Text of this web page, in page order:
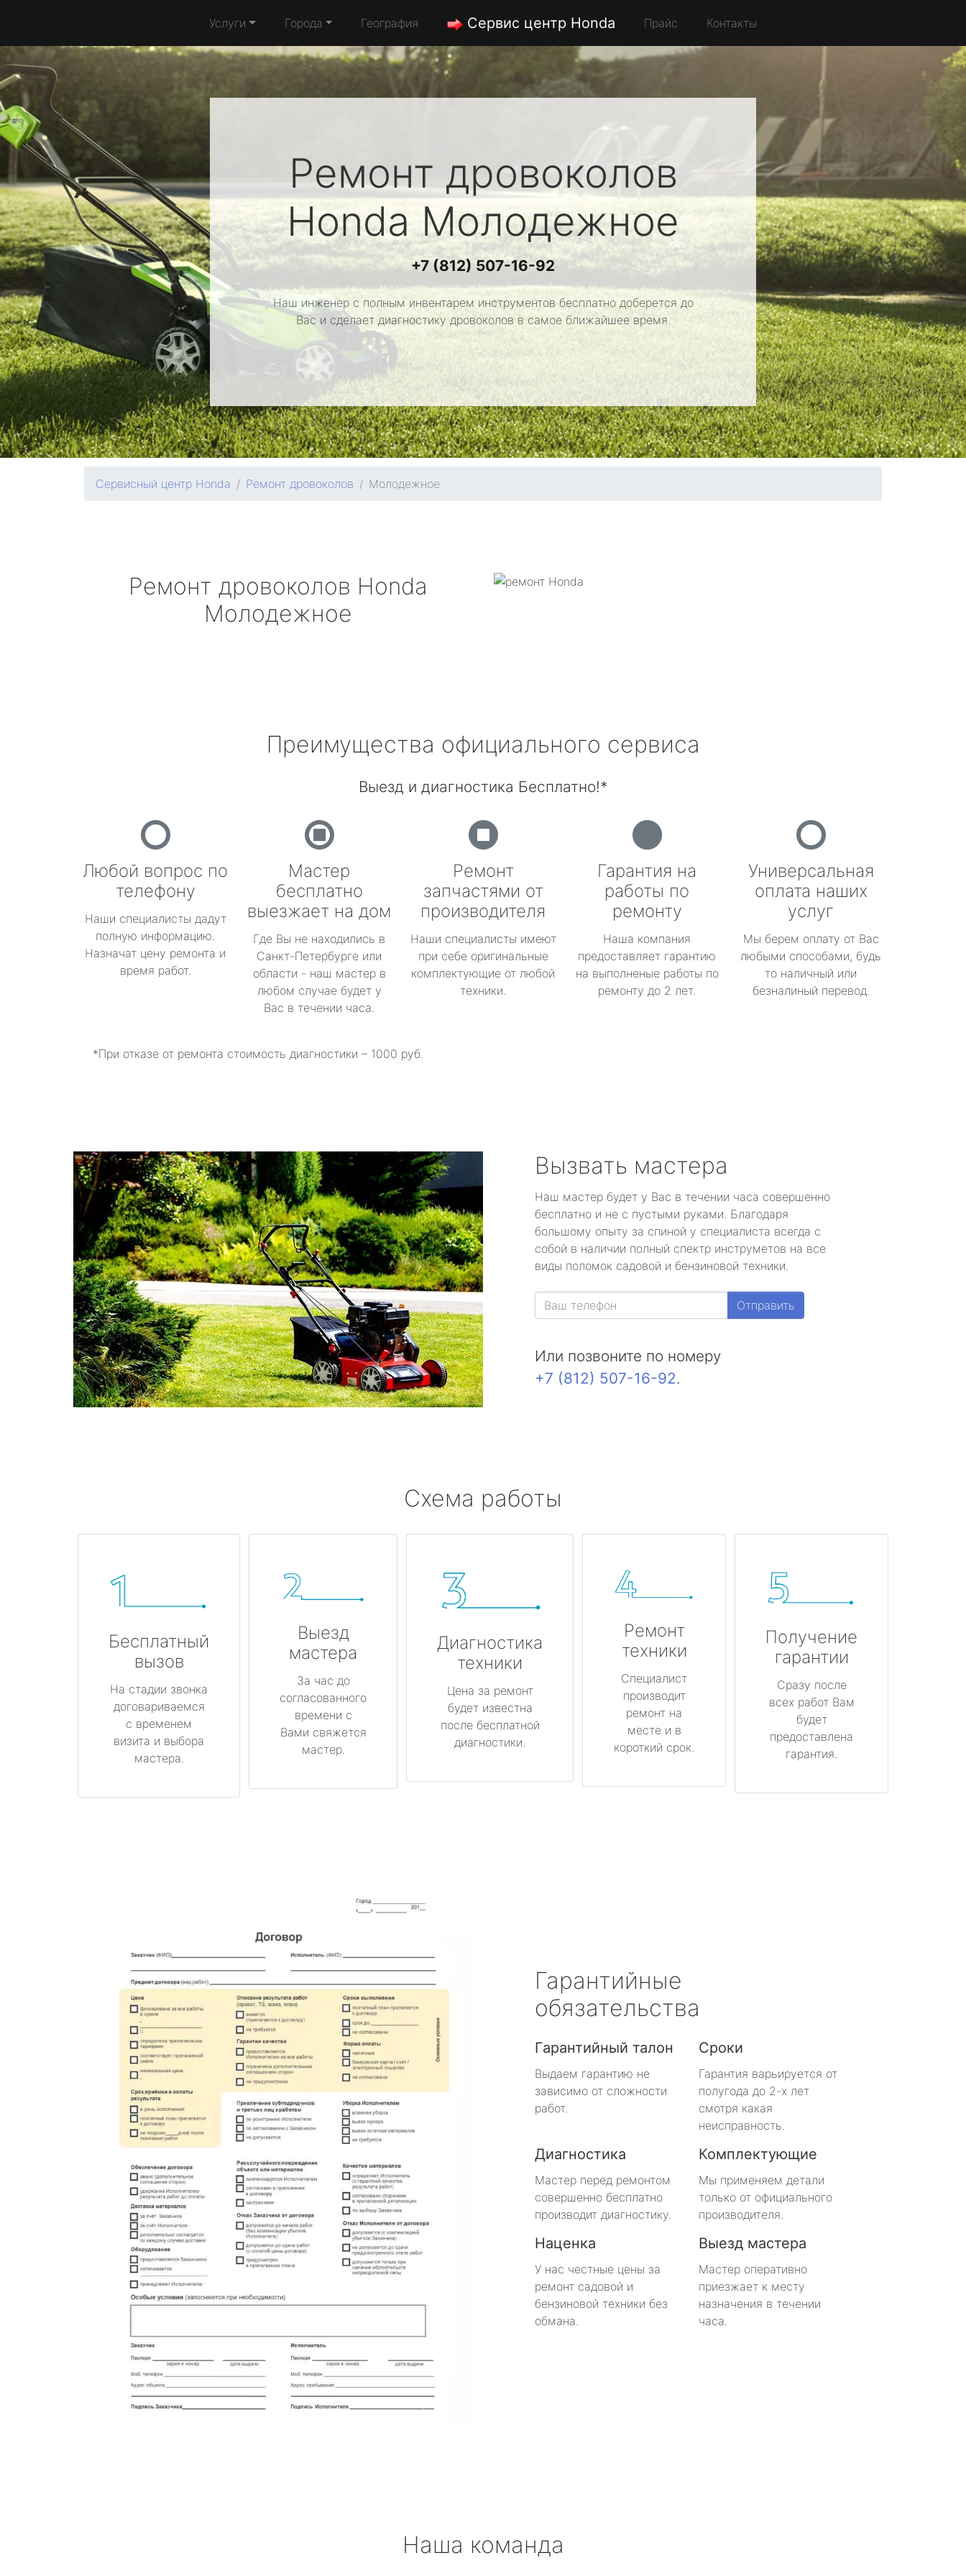
Услуги Города География Сервис центр Honda Прайс Контакты
Ремонт дровоколов
HondaМолодежное
+7 (812) 507-16-92
Наш инженер с полным инвентарем инструментов бесплатно доберется до
Вас и сделает диагностику дровоколов в самое ближайшее время.
Сервисный центр Honda Ремонт дровоколов Молодежное
Ремонт дровоколов Honda
Молодежное
Преимущества официального сервиса
Выезд и диагностика Бесплатно!*
Любой вопрос по
телефону
Наши специалисты дадут
полную информацию.
Назначат цену ремонта и
время работ.
Мастер
бесплатно
выезжает на дом
Где Вы не находились в
Санкт-Петербурге или
области - наш мастер в
любом случае будет у
Вас в течении часа.
Ремонт
запчастями от
производителя
Наши специалисты имеют
при себе оригинальные
комплектующие от любой
техники.
Гарантия на
работы по
ремонту
Наша компания
предоставляет гарантию
на выполненые работы по
ремонту до 2 лет.
Универсальная
оплата наших
услуг
Мы берем оплату от Вас
любыми способами, будь
то наличный или
безналиный перевод.
*При отказе от ремонта стоимость диагностики – 1000 руб.
Вызвать мастера
Наш мастер будет у Вас в течении часа совершенно
бесплатно и не с пустыми руками. Благодаря
большому опыту за спиной у специалиста всегда с
собой в наличии полный спектр инструметов на все
виды поломок садовой и бензиновой техники.
Отправить
Или позвоните по номеру
+7 (812) 507-16-92.
Схема работы
Бесплатный
вызов
На стадии звонка
договариваемся
с временем
визита и выбора
мастера.
Выезд
мастера
За час до
согласованного
времени с
Вами свяжется
мастер.
Диагностика
техники
Цена за ремонт
будет известна
после бесплатной
диагностики.
Ремонт
техники
Специалист
производит
ремонт на
месте и в
короткий срок.
Получение
гарантии
Сразу после
всех работ Вам
будет
предоставлена
гарантия.
Гарантийные
обязательства
Гарантийный талон
Выдаем гарантию не
зависимо от сложности
работ.
Сроки
Гарантия варьируется от
полугода до 2-х лет
смотря какая
неисправность.
Диагностика
Мастер перед ремонтом
совершенно бесплатно
производит диагностику.
Комплектующие
Мы применяем детали
только от официального
производителя.
Наценка
У нас честные цены за
ремонт садовой и
бензиновой техники без
обмана.
Выезд мастера
Мастер оперативно
приезжает к месту
назначения в течении
часа.
Наша команда